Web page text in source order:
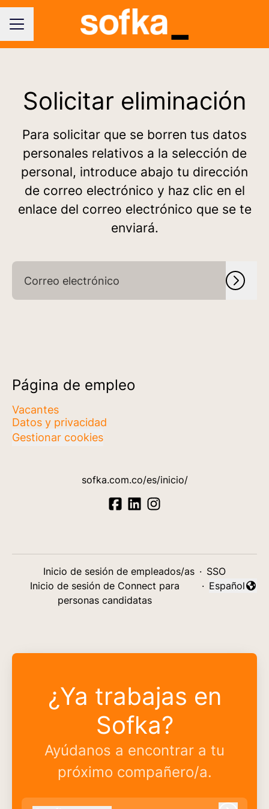
MENÚ DE EMPLEO
Solicitar eliminación
Para solicitar que se borren tus datos
personales relativos a la selección de
personal, introduce abajo tu dirección
de correo electrónico y haz clic en el
enlace del correo electrónico que se te
enviará.
Página de empleo
Vacantes
Datos y privacidad
Gestionar cookies
sofka.com.co/es/inicio/
Inicio de sesión de empleados/as · SSO
Inicio de sesión de Connect para
personas candidatas
·
Cambiar
Español
¿Ya trabajas en
Sofka?
Ayúdanos a encontrar a tu
próximo compañero/a.